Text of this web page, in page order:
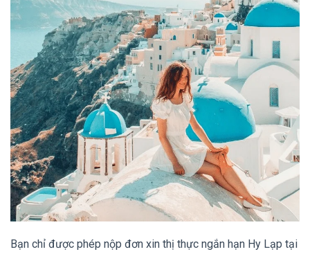
Bạn chỉ được phép nộp đơn xin thị thực ngắn hạn Hy Lạp tại